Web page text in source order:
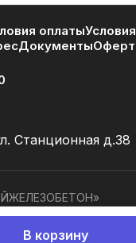
В корзину
оплаты
Документы
Станционная д.38